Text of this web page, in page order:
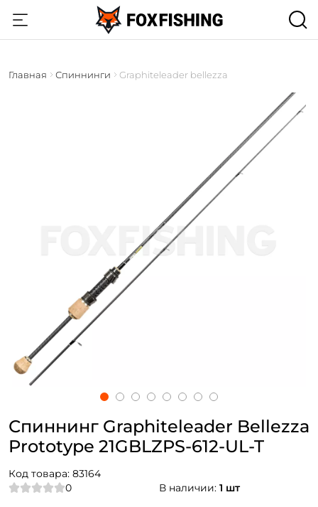
Главная Спиннинги Graphiteleader bellezza
Спиннинг Graphiteleader Bellezza
Prototype 21GBLZPS-612-UL-T
Код товара: 83164
0
В наличии: 1 шт